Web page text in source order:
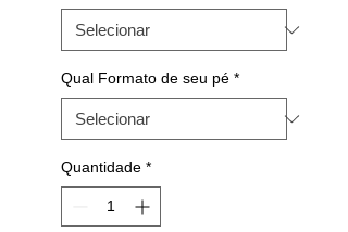
Qual Formato de seu pé *
Quantidade *